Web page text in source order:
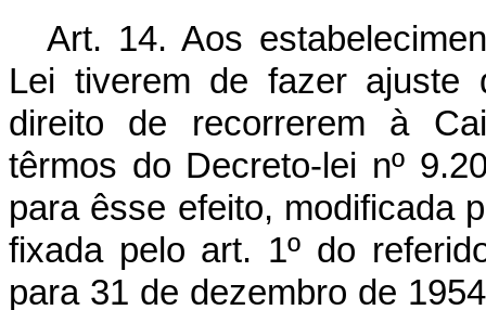
Art. 14. Aos
Lei tiverem de fazer ajuste
direito de recorrerem à
têrmos do Decreto-lei nº
para êsse efeito, modificada
fixada pelo art. 1º do
para 31 de dezembro de